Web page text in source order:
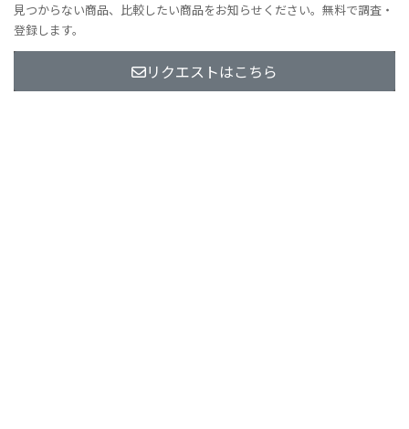
見つからない商品、比較したい商品をお知らせください。無料で調査・
登録します。
リクエストはこちら